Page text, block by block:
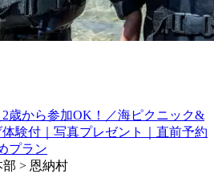
2歳から参加OK！／海ピクニック&
験付｜写真プレゼント｜直前予約
プラン
> 恩納村